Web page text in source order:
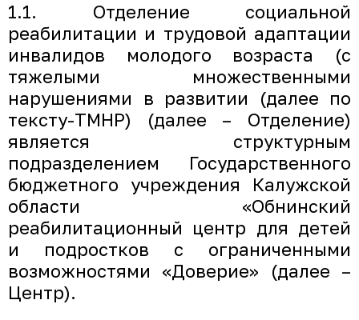
1.1. Отделение социальной
реабилитации и трудовой адаптации
инвалидов молодого возраста (с
тяжелыми множественными
нарушениями в развитии (далее по
тексту-ТМНР) (далее – Отделение)
является структурным
подразделением Государственного
бюджетного учреждения Калужской
области «Обнинский
реабилитационный центр для детей
и подростков с ограниченными
возможностями «Доверие» (далее –
Центр).